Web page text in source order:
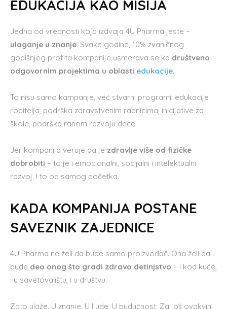
EDUKACIJA KAO MISIJA
Jedna od vrednosti koja izdvaja 4U Pharma jeste –
ulaganje u znanje. Svake godine, 10% zvaničnog
godišnjeg profita kompanije usmerava se ka društveno
odgovornim projektima u oblasti edukacije.
To nisu samo kampanje, već stvarni programi: edukacije
roditelja, podrška zdravstvenim radnicima, inicijative za
škole, podrška ranom razvoju dece.
Jer kompanija veruje da je zdravlje više od fizičke
dobrobiti – to je i emocionalni, socijalni i intelektualni
razvoj. I to od samog početka.
KADA KOMPANIJA POSTANE
SAVEZNIK ZAJEDNICE
4U Pharma ne želi da bude samo proizvođač. Ona želi da
bude deo onog što gradi zdravo detinjstvo – i kod kuće,
i u savetovalištu, i u društvu.
Zato ulaže. U znanje. U ljude. U budućnost. Za još ovakvih